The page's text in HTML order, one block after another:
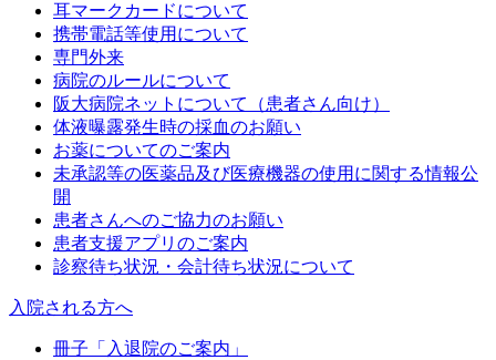
耳マークカードについて
携帯電話等使用について
専門外来
病院のルールについて
阪大病院ネットについて（患者さん向け）
体液曝露発生時の採血のお願い
お薬についてのご案内
未承認等の医薬品及び医療機器の使用に関する情報公
開
患者さんへのご協力のお願い
患者支援アプリのご案内
診察待ち状況・会計待ち状況について
入院される方へ
冊子「入退院のご案内」